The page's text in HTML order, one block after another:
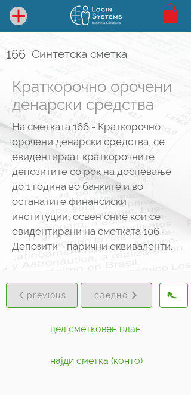
166 Синтетска сметка
Краткорочно орочени
денарски средства
На сметката 166 - Краткорочно
орочени денарски средства, се
евидентираат краткорочните
депозитите со рок на доспевање
до 1 година во банките и во
останатите финансиски
институции, освен оние кои се
евидентирани на сметката 106 -
Депозити - парични еквиваленти.
previous следно
цел сметковен план
најди сметка (конто)